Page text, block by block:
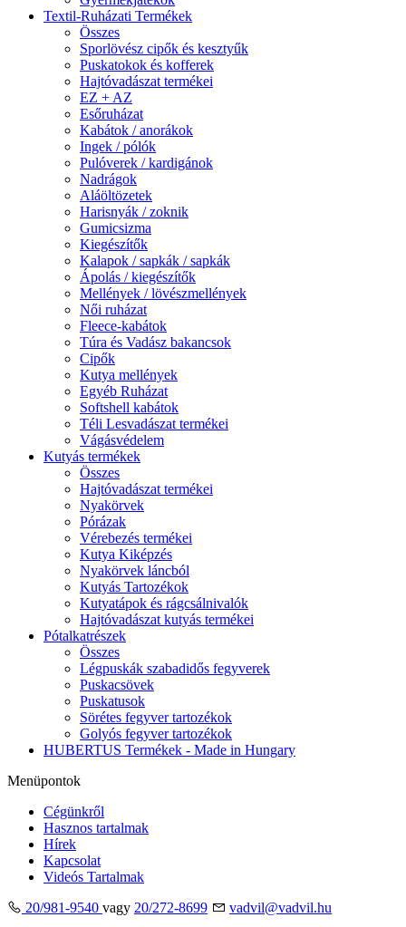
Textil-Ruházati Termékek
Összes
Sporlövész cipők és kesztyűk
Puskatokok és kofferek
Hajtóvadászat termékei
EZ + AZ
Esőruházat
Kabátok / anorákok
Ingek / pólók
Pulóverek / kardigánok
Nadrágok
Aláöltözetek
Harisnyák / zoknik
Gumicsizma
Kiegészítők
Kalapok / sapkák / sapkák
Ápolás / kiegészítők
Mellények / lövészmellények
Női ruházat
Fleece-kabátok
Túra és Vadász bakancsok
Cipők
Kutya mellények
Egyéb Ruházat
Softshell kabátok
Téli Lesvadászat termékei
Vágásvédelem
Kutyás termékek
Összes
Hajtóvadászat termékei
Nyakörvek
Pórázak
Vérebezés termékei
Kutya Kiképzés
Nyakörvek láncból
Kutyás Tartozékok
Kutyatápok és rágcsálnivalók
Hajtóvadászat kutyás termékei
Pótalkatrészek
Összes
Légpuskák szabadidős fegyverek
Puskacsövek
Puskatusok
Sörétes fegyver tartozékok
Golyós fegyver tartozékok
HUBERTUS Termékek - Made in Hungary
Menüpontok
Cégünkről
Hasznos tartalmak
Hírek
Kapcsolat
Videós Tartalmak
20/981-9540 vagy 20/272-8699 vadvil@vadvil.hu